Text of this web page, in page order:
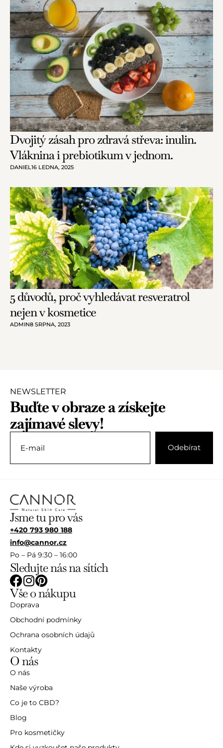
Dvojitý zásah pro zdravá střeva: inulin.
Vláknina i prebiotikum v jednom.
DANIEL 16 LEDNA, 2025
5 důvodů, proč vyhledávat resveratrol
nejen v kosmetice
ADMIN8 SRPNA, 2023
NEWSLETTER
Buďte v obraze a získejte
zajímavé slevy!
Jsme tu pro vás
+420 793 980 188
info@cannor.cz
Po – Pá 9:30 – 16:00
Sledujte nás na sítích
Vše o nákupu
Doprava
Obchodní podmínky
Ochrana osobních údajů
Kontakty
O nás
O nás
Naše výroba
Co je to CBD?
Blog
Pro kosmetičky